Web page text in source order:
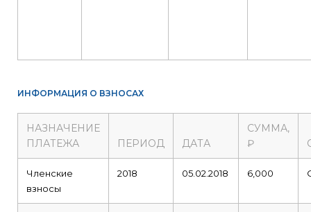
ИНФОРМАЦИЯ О ВЗНОСАХ
НАЗНАЧЕНИЕ
ПЛАТЕЖА
ПЕРИОД ДАТА
СУММА,
₽
Членские
взносы
2018 05.02.2018 6,000